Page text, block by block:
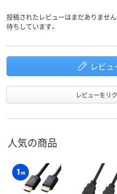
投稿されたレビューはまだありませ
待ちしています。
レビュ
レビューをリ
人気の商品